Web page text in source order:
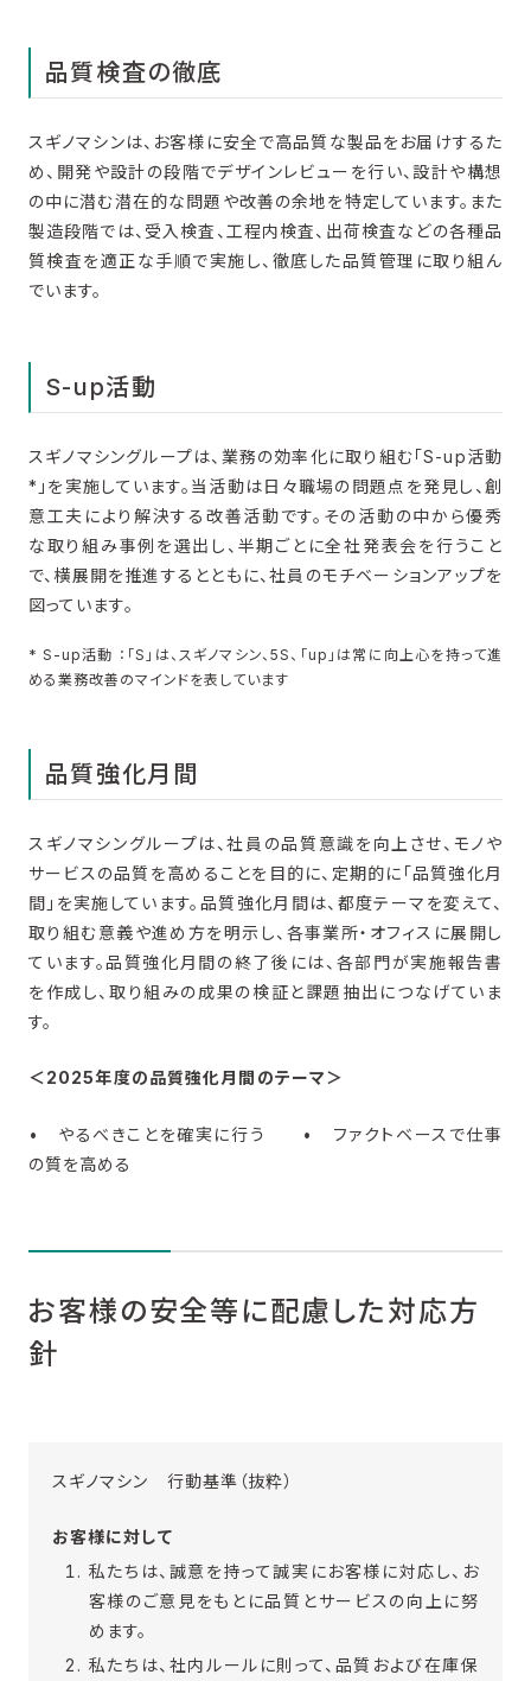
品質検査の徹底
スギノマシンは、お客様に安全で高品質な製品をお届けするた
め、開発や設計の段階でデザインレビューを行い、設計や構想
の中に潜む潜在的な問題や改善の余地を特定しています。また
製造段階では、受入検査、工程内検査、出荷検査などの各種品
質検査を適正な手順で実施し、徹底した品質管理に取り組ん
でいます。
S-up活動
スギノマシングループは、業務の効率化に取り組む「S-up活動
*」を実施しています。当活動は日々職場の問題点を発見し、創
意工夫により解決する改善活動です。その活動の中から優秀
な取り組み事例を選出し、半期ごとに全社発表会を行うこと
で、横展開を推進するとともに、社員のモチベーションアップを
図っています。
* S-up活動 ：「S」は、スギノマシン、5S、「up」は常に向上心を持って進
める業務改善のマインドを表しています
品質強化月間
スギノマシングループは、社員の品質意識を向上させ、モノや
サービスの品質を高めることを目的に、定期的に「品質強化月
間」を実施しています。品質強化月間は、都度テーマを変えて、
取り組む意義や進め方を明示し、各事業所・オフィスに展開し
ています。品質強化月間の終了後には、各部門が実施報告書
を作成し、取り組みの成果の検証と課題抽出につなげていま
す。
＜2025年度の品質強化月間のテーマ＞
• やるべきことを確実に行う
• ファクトベースで仕事
の質を高める
お客様の安全等に配慮した対応方
針
スギノマシン 行動基準（抜粋）
お客様に対して
私たちは、誠意を持って誠実にお客様に対応し、お
客様のご意見をもとに品質とサービスの向上に努
めます。
私たちは、社内ルールに則って、品質および在庫保